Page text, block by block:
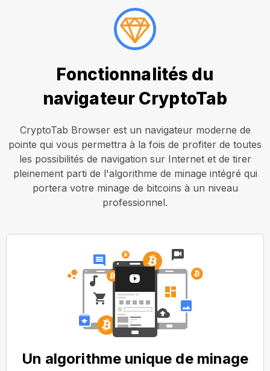
Fonctionnalités du
navigateur CryptoTab
CryptoTab Browser est un navigateur moderne de
pointe qui vous permettra à la fois de profiter de toutes
les possibilités de navigation sur Internet et de tirer
pleinement parti de l'algorithme de minage intégré qui
portera votre minage de bitcoins à un niveau
professionnel.
Un algorithme unique de minage